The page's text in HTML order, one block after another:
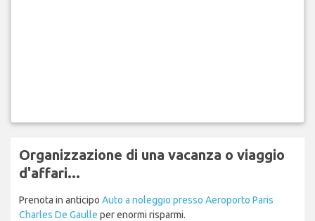
Organizzazione di una vacanza o viaggio
d'affari...
Prenota in anticipo Auto a noleggio presso Aeroporto Paris
Charles De Gaulle per enormi risparmi.